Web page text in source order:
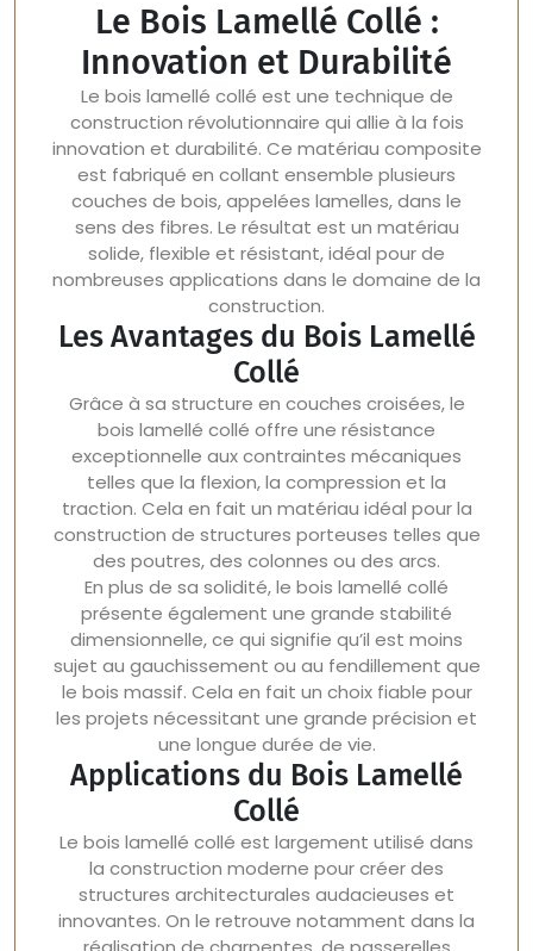
Le Bois Lamellé Collé :
Innovation et Durabilité
Le bois lamellé collé est une technique de
construction révolutionnaire qui allie à la fois
innovation et durabilité. Ce matériau composite
est fabriqué en collant ensemble plusieurs
couches de bois, appelées lamelles, dans le
sens des fibres. Le résultat est un matériau
solide, flexible et résistant, idéal pour de
nombreuses applications dans le domaine de la
construction.
Les Avantages du Bois Lamellé
Collé
Grâce à sa structure en couches croisées, le
bois lamellé collé offre une résistance
exceptionnelle aux contraintes mécaniques
telles que la flexion, la compression et la
traction. Cela en fait un matériau idéal pour la
construction de structures porteuses telles que
des poutres, des colonnes ou des arcs.
En plus de sa solidité, le bois lamellé collé
présente également une grande stabilité
dimensionnelle, ce qui signifie qu’il est moins
sujet au gauchissement ou au fendillement que
le bois massif. Cela en fait un choix fiable pour
les projets nécessitant une grande précision et
une longue durée de vie.
Applications du Bois Lamellé
Collé
Le bois lamellé collé est largement utilisé dans
la construction moderne pour créer des
structures architecturales audacieuses et
innovantes. On le retrouve notamment dans la